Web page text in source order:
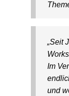
„Seit
Im
und